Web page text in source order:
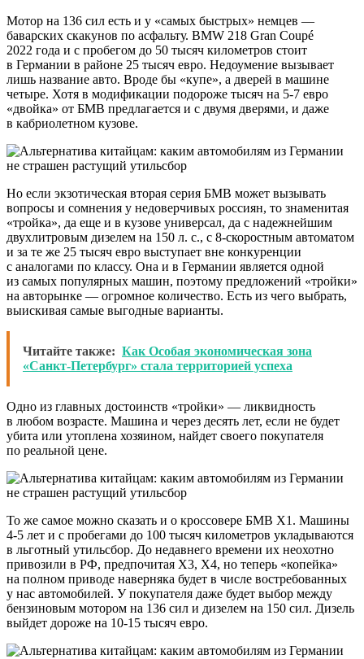
Мотор на 136 сил есть и у «самых быстрых» немцев —
баварских скакунов по асфальту. BMW 218 Gran Coupé
2022 года и с пробегом до 50 тысяч километров стоит
в Германии в районе 25 тысяч евро. Недоумение вызывает
лишь название авто. Вроде бы «купе», а дверей в машине
четыре. Хотя в модификации подороже тысяч на 5-7 евро
«двойка» от БМВ предлагается и с двумя дверями, и даже
в кабриолетном кузове.
Но если экзотическая вторая серия БМВ может вызывать
вопросы и сомнения у недоверчивых россиян, то знаменитая
«тройка», да еще и в кузове универсал, да с надежнейшим
двухлитровым дизелем на 150 л. с., с 8-скоростным автоматом
и за те же 25 тысяч евро выступает вне конкуренции
с аналогами по классу. Она и в Германии является одной
из самых популярных машин, поэтому предложений «тройки»
на авторынке — огромное количество. Есть из чего выбрать,
выискивая самые выгодные варианты.
Читайте также: Как Особая экономическая зона
«Санкт-Петербург» стала территорией успеха
Одно из главных достоинств «тройки» — ликвидность
в любом возрасте. Машина и через десять лет, если не будет
убита или утоплена хозяином, найдет своего покупателя
по реальной цене.
То же самое можно сказать и о кроссовере БМВ Х1. Машины
4-5 лет и с пробегами до 100 тысяч километров укладываются
в льготный утильсбор. До недавнего времени их неохотно
привозили в РФ, предпочитая Х3, Х4, но теперь «копейка»
на полном приводе наверняка будет в числе востребованных
у нас автомобилей. У покупателя даже будет выбор между
бензиновым мотором на 136 сил и дизелем на 150 сил. Дизель
выйдет дороже на 10-15 тысяч евро.